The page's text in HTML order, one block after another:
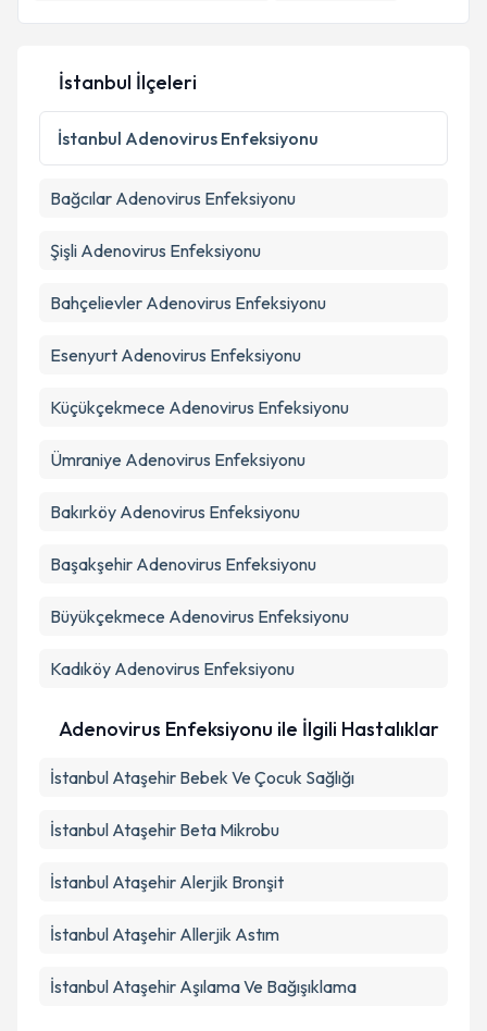
E-posta Adresiniz
Kişisel verilerimin işlenmesine ilişkin
Metni'ni okudum ve kişisel verilerimin belirtilen
Takvim Talebini Gönder
İstanbul İlçeleri
İstanbul Adenovirus Enfeksiyonu
Bağcılar Adenovirus Enfeksiyonu
Şişli Adenovirus Enfeksiyonu
Bahçelievler Adenovirus Enfeksiyonu
Esenyurt Adenovirus Enfeksiyonu
Küçükçekmece Adenovirus Enfeksiyonu
Ümraniye Adenovirus Enfeksiyonu
Bakırköy Adenovirus Enfeksiyonu
Başakşehir Adenovirus Enfeksiyonu
Büyükçekmece Adenovirus Enfeksiyonu
Kadıköy Adenovirus Enfeksiyonu
Adenovirus Enfeksiyonu ile İlgili Hastalıklar
İstanbul Ataşehir Bebek Ve Çocuk Sağlığı
İstanbul Ataşehir Beta Mikrobu
İstanbul Ataşehir Alerjik Bronşit
İstanbul Ataşehir Allerjik Astım
İstanbul Ataşehir Aşılama Ve Bağışıklama